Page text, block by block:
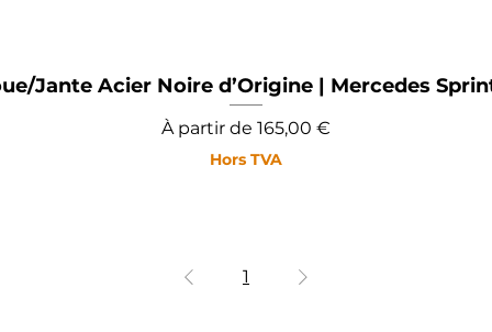
Jante Acier Noire d’Origine | Mercedes
À partir de 165,00 €
Prix promotionnel
Hors TVA
1